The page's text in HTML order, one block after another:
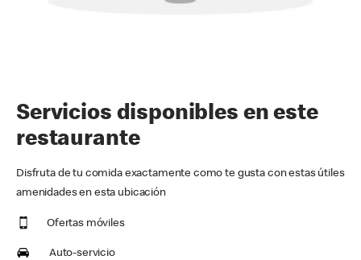
Servicios disponibles en este
restaurante
Disfruta de tu comida exactamente como te gusta con estas útiles
amenidades en esta ubicación
Ofertas móviles
Auto-servicio